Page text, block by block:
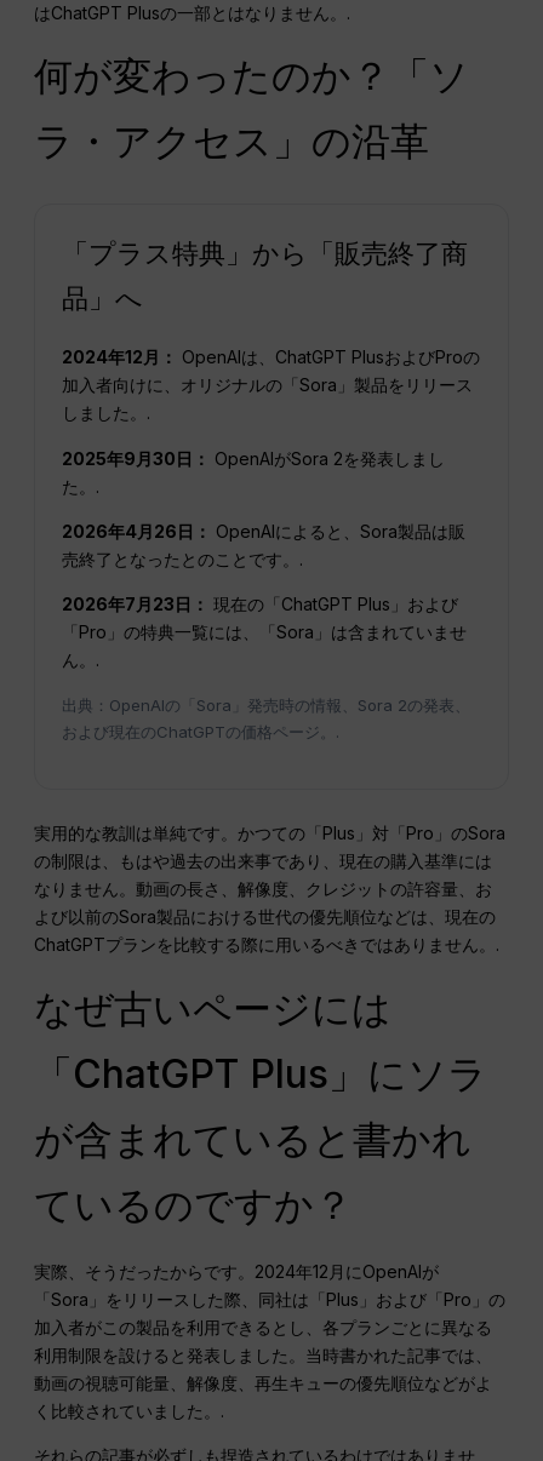
はChatGPT Plusの一部とはなりません。.
何が変わったのか？「ソ
ラ・アクセス」の沿革
「プラス特典」から「販売終了商
品」へ
2024年12月： OpenAIは、ChatGPT PlusおよびProの
加入者向けに、オリジナルの「Sora」製品をリリース
しました。.
2025年9月30日： OpenAIがSora 2を発表しまし
た。.
2026年4月26日： OpenAIによると、Sora製品は販
売終了となったとのことです。.
2026年7月23日： 現在の「ChatGPT Plus」および
「Pro」の特典一覧には、「Sora」は含まれていませ
ん。.
出典：OpenAIの「Sora」発売時の情報、Sora 2の発表、
および現在のChatGPTの価格ページ。.
実用的な教訓は単純です。かつての「Plus」対「Pro」のSora
の制限は、もはや過去の出来事であり、現在の購入基準には
なりません。動画の長さ、解像度、クレジットの許容量、お
よび以前のSora製品における世代の優先順位などは、現在の
ChatGPTプランを比較する際に用いるべきではありません。.
なぜ古いページには
「ChatGPT Plus」にソラ
が含まれていると書かれ
ているのですか？
実際、そうだったからです。2024年12月にOpenAIが
「Sora」をリリースした際、同社は「Plus」および「Pro」の
加入者がこの製品を利用できるとし、各プランごとに異なる
利用制限を設けると発表しました。当時書かれた記事では、
動画の視聴可能量、解像度、再生キューの優先順位などがよ
く比較されていました。.
それらの記事が必ずしも捏造されているわけではありませ